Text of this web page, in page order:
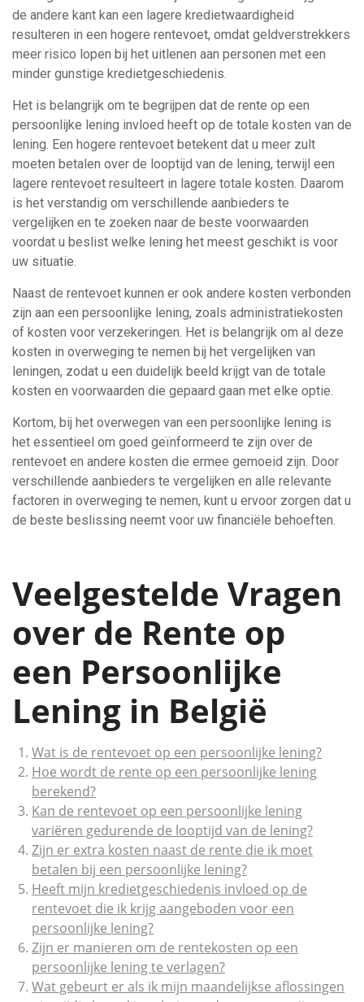
de andere kant kan een lagere kredietwaardigheid
resulteren in een hogere rentevoet, omdat geldverstrekkers
meer risico lopen bij het uitlenen aan personen met een
minder gunstige kredietgeschiedenis.
Het is belangrijk om te begrijpen dat de rente op een
persoonlijke lening invloed heeft op de totale kosten van de
lening. Een hogere rentevoet betekent dat u meer zult
moeten betalen over de looptijd van de lening, terwijl een
lagere rentevoet resulteert in lagere totale kosten. Daarom
is het verstandig om verschillende aanbieders te
vergelijken en te zoeken naar de beste voorwaarden
voordat u beslist welke lening het meest geschikt is voor
uw situatie.
Naast de rentevoet kunnen er ook andere kosten verbonden
zijn aan een persoonlijke lening, zoals administratiekosten
of kosten voor verzekeringen. Het is belangrijk om al deze
kosten in overweging te nemen bij het vergelijken van
leningen, zodat u een duidelijk beeld krijgt van de totale
kosten en voorwaarden die gepaard gaan met elke optie.
Kortom, bij het overwegen van een persoonlijke lening is
het essentieel om goed geïnformeerd te zijn over de
rentevoet en andere kosten die ermee gemoeid zijn. Door
verschillende aanbieders te vergelijken en alle relevante
factoren in overweging te nemen, kunt u ervoor zorgen dat u
de beste beslissing neemt voor uw financiële behoeften.
Veelgestelde Vragen
over de Rente op
een Persoonlijke
Lening in België
Wat is de rentevoet op een persoonlijke lening?
Hoe wordt de rente op een persoonlijke lening
berekend?
Kan de rentevoet op een persoonlijke lening
variëren gedurende de looptijd van de lening?
Zijn er extra kosten naast de rente die ik moet
betalen bij een persoonlijke lening?
Heeft mijn kredietgeschiedenis invloed op de
rentevoet die ik krijg aangeboden voor een
persoonlijke lening?
Zijn er manieren om de rentekosten op een
persoonlijke lening te verlagen?
Wat gebeurt er als ik mijn maandelijkse aflossingen